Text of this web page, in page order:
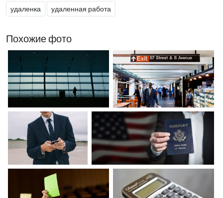
удаленка удаленная работа
Похожие фото